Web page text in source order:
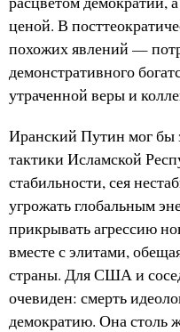
ценой. В
похожих явлений —
демонстративного
утраченной веры и
Иранский Путин мог бы
тактики Исламской
стабильности, сея
угрожать глобальным
прикрывать агрессию
вместе с элитами,
страны. Для США и
очевиден: смерть
демократию. Она столь